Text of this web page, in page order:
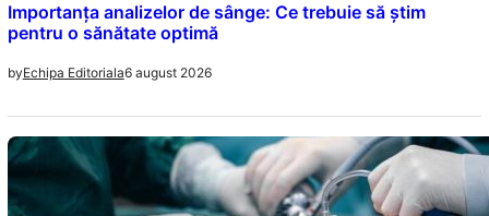
Importanța analizelor de sânge: Ce trebuie să știm
pentru o sănătate optimă
byEchipa Editoriala6 august 2026